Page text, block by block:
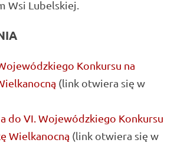
Wsi Lubelskiej.
Konkursu na
(link otwiera się w
do VI. Wojewódzkiego Konkursu
Wielkanocną (link otwiera się w